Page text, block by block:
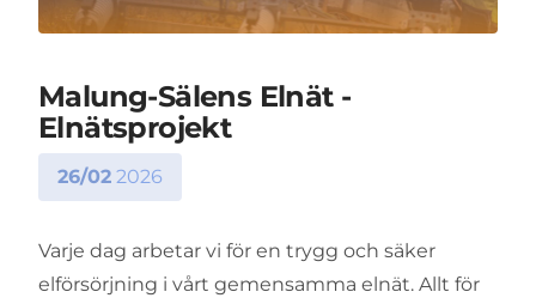
Malung-Sälens Elnät -
Elnätsprojekt
26/02 2026
Varje dag arbetar vi för en trygg och säker
elförsörjning i vårt gemensamma elnät. Allt för